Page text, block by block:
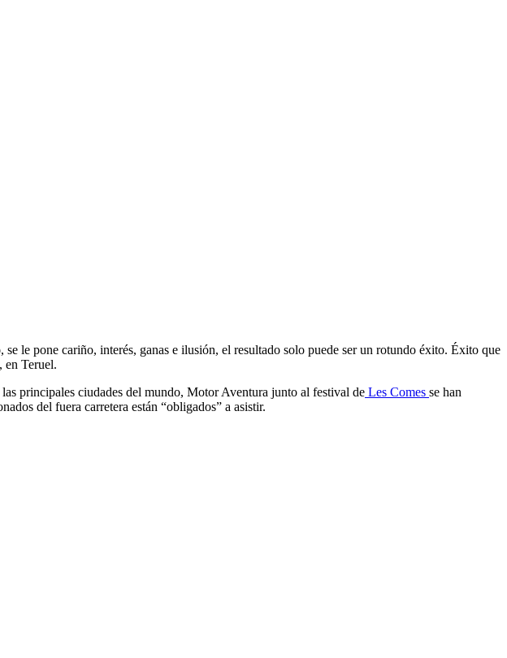
le pone cariño, interés, ganas e ilusión, el resultado solo puede ser un rotundo éxito. Éxito que
, en Teruel.
principales ciudades del mundo, Motor Aventura junto al festival de Les Comes se han
del fuera carretera están “obligados” a asistir.